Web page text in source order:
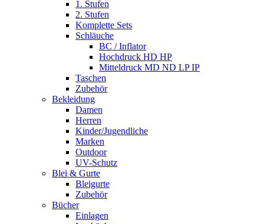
1. Stufen
2. Stufen
Komplette Sets
Schläuche
BC / Inflator
Hochdruck HD HP
Mitteldruck MD ND LP IP
Taschen
Zubehör
Bekleidung
Damen
Herren
Kinder/Jugendliche
Marken
Outdoor
UV-Schutz
Blei & Gurte
Bleigurte
Zubehör
Bücher
Einlagen